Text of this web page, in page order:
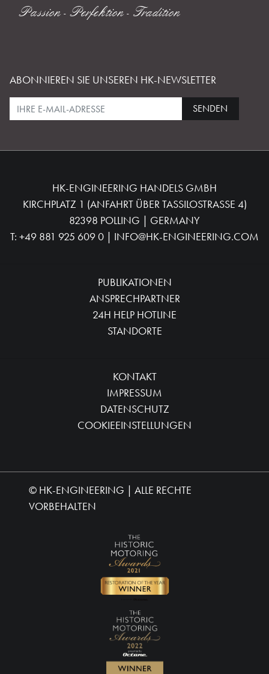
Passion - Perfektion - Tradition
ABONNIEREN SIE UNSEREN HK-NEWSLETTER
SENDEN
HK-ENGINEERING HANDELS GMBH
KIRCHPLATZ 1 (ANFAHRT ÜBER TASSILOSTRASSE 4)
82398 POLLING | GERMANY
T: +49 881 925 609 0 | INFO@HK-ENGINEERING.COM
PUBLIKATIONEN
ANSPRECHPARTNER
24H HELP HOTLINE
STANDORTE
KONTAKT
IMPRESSUM
DATENSCHUTZ
COOKIEEINSTELLUNGEN
© HK-ENGINEERING | ALLE RECHTE
VORBEHALTEN